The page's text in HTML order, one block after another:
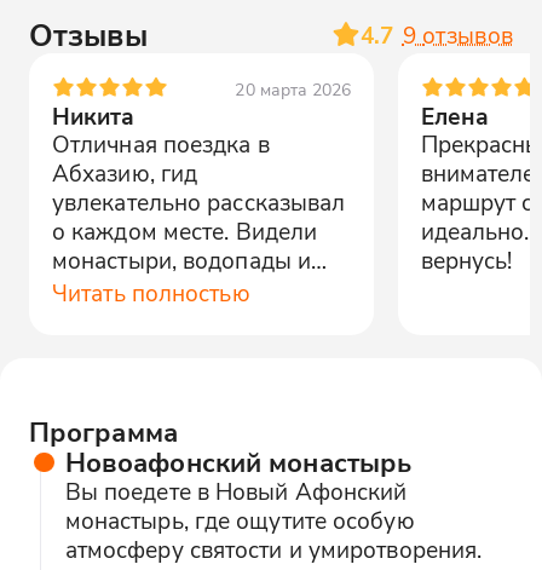
Отзывы 4.7 9 отзывов
20 марта 2026
Никита
Отличная поездка в
Абхазию, гид
увлекательно рассказывал
о каждом месте. Видели
монастыри, водопады и
пещеры. Было интересно и
Читать полностью
Елена
маршрут
идеально.
вернусь!
Программа
Новоафонский монастырь
Вы поедете в Новый Афонский
монастырь, где ощутите особую
атмосферу святости и умиротворения.